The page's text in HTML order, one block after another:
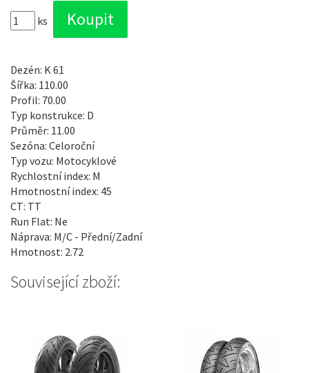
ks
Dezén: K 61
Šířka: 110.00
Profil: 70.00
Typ konstrukce: D
Průměr: 11.00
Sezóna: Celoroční
Typ vozu: Motocyklové
Rychlostní index: M
Hmotnostní index: 45
CT: TT
Run Flat: Ne
Náprava: M/C - Přední/Zadní
Hmotnost: 2.72
Související zboží: